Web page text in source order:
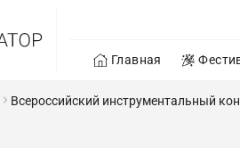
Главная
Всероссийский инструментальный